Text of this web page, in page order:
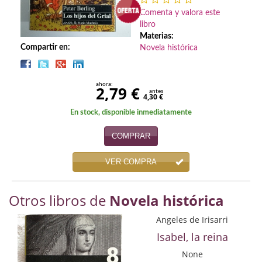
Ciencia ficción
Cine
Discos deVinilo. LP
Divulgación científica
DVD
Compartir en:
Comenta y valora este
libro
Materias:
Novela histórica
ahora:
2,79 € antes
4,30 €
En stock, disponible inmediatamente
COMPRAR
VER COMPRA
Otros libros de Novela histórica
Angeles de Irisarri
Isabel, la reina
None